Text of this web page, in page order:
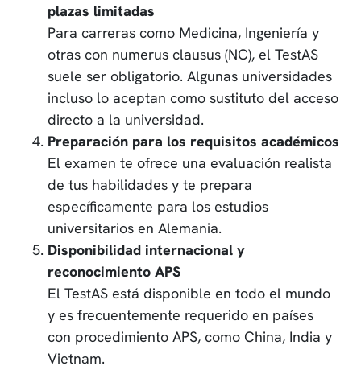
plazas limitadas
Para carreras como Medicina, Ingeniería y
otras con numerus clausus (NC), el TestAS
suele ser obligatorio. Algunas universidades
incluso lo aceptan como sustituto del acceso
directo a la universidad.
Preparación para los requisitos académicos
El examen te ofrece una evaluación realista
de tus habilidades y te prepara
específicamente para los estudios
universitarios en Alemania.
Disponibilidad internacional y
reconocimiento APS
El TestAS está disponible en todo el mundo
y es frecuentemente requerido en países
con procedimiento APS, como China, India y
Vietnam.